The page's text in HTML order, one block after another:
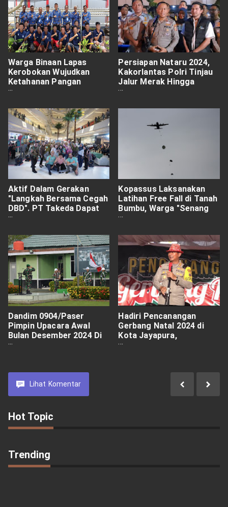
Warga Binaan Lapas
Kerobokan Wujudkan
Ketahanan Pangan
Dengan Menanam Pokcoy
Persiapan Nataru 2024,
Kakorlantas Polri Tinjau
Jalur Merak Hingga
Ketapang
Aktif Dalam Gerakan
"Langkah Bersama Cegah
DBD". PT Takeda Dapat
Apresiasi dari Kemenkes
Kopassus Laksanakan
Latihan Free Fall di Tanah
Bumbu, Warga "Senang
Dapat Menyaksikan
Dandim 0904/Paser
Pimpin Upacara Awal
Bulan Desember 2024 Di
Kodim
Hadiri Pencanangan
Gerbang Natal 2024 di
Kota Jayapura,
Kapolresta "Mari
Lihat Komentar
Hot Topic
Trending